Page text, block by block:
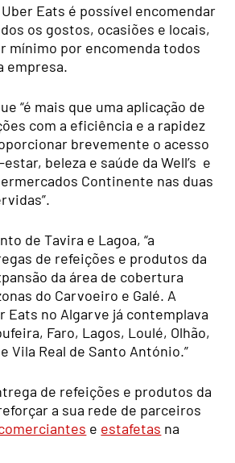
Uber Eats é possível encomendar
os gostos, ocasiões e locais,
mínimo por encomenda todos
empresa.
“é mais que uma aplicação de
com a eficiência e a rapidez
brevemente o acesso
beleza e saúde da Well’s e
Continente nas duas
de Tavira e Lagoa, “a
de refeições e produtos da
da área de cobertura
do Carvoeiro e Galé. A
Eats no Algarve já contemplava
Faro, Lagos, Loulé, Olhão,
Vila Real de Santo António.”
de refeições e produtos da
a sua rede de parceiros
e estafetas na